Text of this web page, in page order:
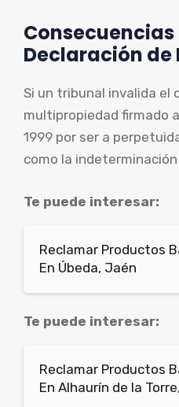
Consecuencias
Declaración de
Si un tribunal invalida el
multipropiedad firmado
1999 por ser a
como la
Te puede interesar:
Reclamar Productos
En Úbeda, Jaén
Te puede interesar:
Reclamar Productos
En Alhaurín de la